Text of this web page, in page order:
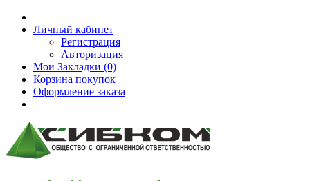
Личный кабинет
Регистрация
Авторизация
Мои Закладки (0)
Корзина покупок
Оформление заказа